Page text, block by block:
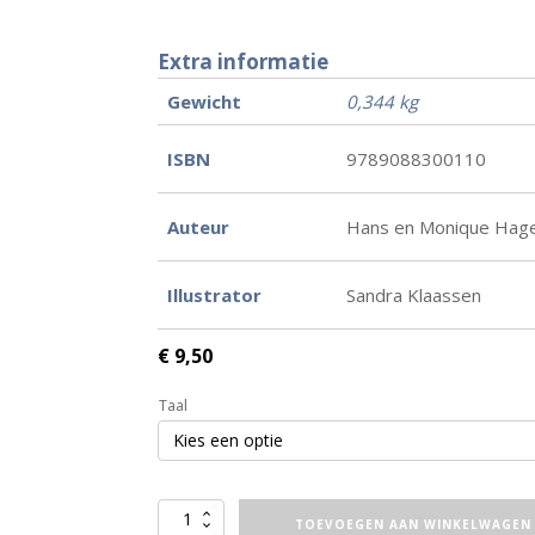
Extra informatie
Gewicht 0,344 kg
ISBN 9789088300110
Auteur Hans en Monique
Illustrator Sandra Klaassen
€ 9,50
Taal
TOEVOEGEN AAN WINKELWAGEN